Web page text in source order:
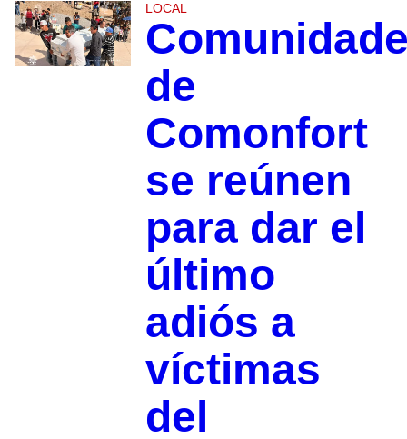
LOCAL
de
Comonfort
se reúnen
para dar el
último
adiós a
víctimas
del